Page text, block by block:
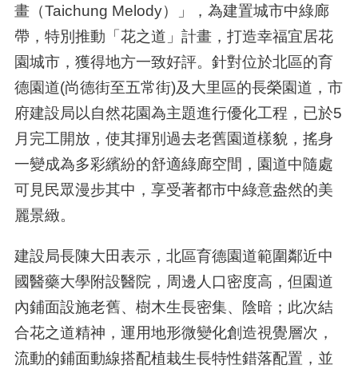
畫（Taichung Melody）」，為建置城市中綠廊
帶，特別推動「花之道」計畫，打造幸福宜居花
園城市，獲得地方一致好評。針對位於北區的育
德園道(尚德街至五常街)及大里區的長榮園道，市
府建設局以自然花園為主題進行優化工程，已於5
月完工開放，使其揮別過去老舊園道樣貌，搖身
一變成為多彩繽紛的舒適綠廊空間，園道中隨處
可見民眾漫步其中，享受著都市中綠意盎然的美
麗景緻。
建設局長陳大田表示，北區育德園道範圍鄰近中
國醫藥大學附設醫院，周邊人口密度高，但園道
內鋪面設施老舊、樹木生長密集、陰暗；此次結
合花之道精神，運用地形微變化創造視覺層次，
流動的鋪面動線搭配植栽生長特性錯落配置，並